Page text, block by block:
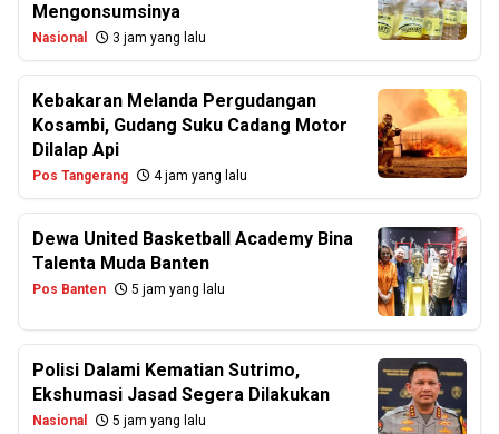
Mengonsumsinya
Nasional 3 jam yang lalu
Kebakaran Melanda Pergudangan
Kosambi, Gudang Suku Cadang Motor
Dilalap Api
Pos Tangerang 4 jam yang lalu
Dewa United Basketball Academy Bina
Talenta Muda Banten
Pos Banten 5 jam yang lalu
Polisi Dalami Kematian Sutrimo,
Ekshumasi Jasad Segera Dilakukan
Nasional 5 jam yang lalu